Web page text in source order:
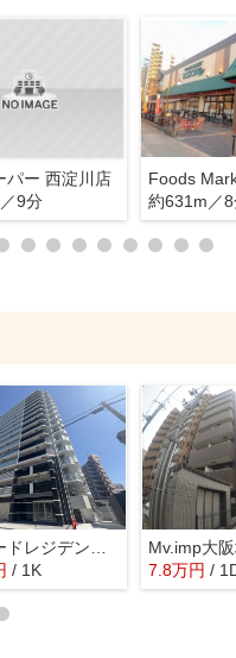
パー 西淀川店
9分
約631m／
/ 1K
Mv.imp大
7.8万円 /